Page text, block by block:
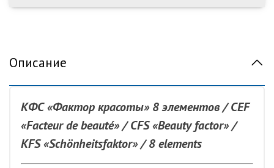
Описание
КФС «Фактор красоты» 8 элементов / CEF
«Facteur de beauté» / CFS «Beauty factor» /
KFS «Schönheitsfaktor» / 8 elements